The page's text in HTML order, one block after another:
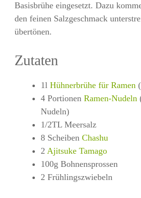
Basisbrühe eingesetzt. Dazu
den feinen Salzgeschmack
übertönen.
Zutaten
1l Hühnerbrühe für Ramen
4 Portionen Ramen-Nudeln
Nudeln)
1/2TL Meersalz
8 Scheiben Chashu
2 Ajitsuke Tamago
100g Bohnensprossen
2 Frühlingszwiebeln